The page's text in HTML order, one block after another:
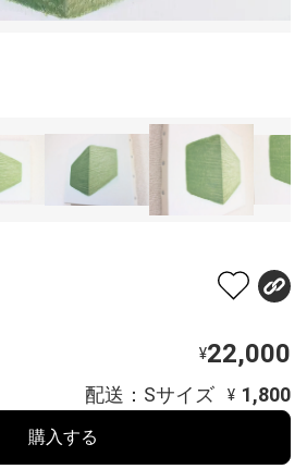
¥22,000
配送：Sサイズ ¥ 1,800
購入する